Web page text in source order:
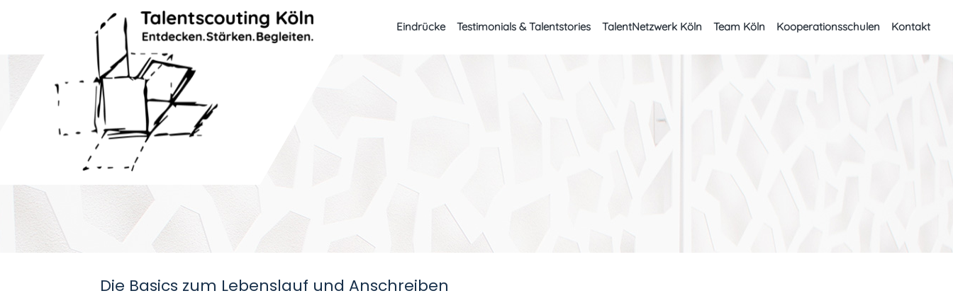
Eindrücke Testimonials & Talentstories TalentNetzwerk Köln Team Köln Kooperationsschulen Kontakt
Die Basics zum Lebenslauf und Anschreiben